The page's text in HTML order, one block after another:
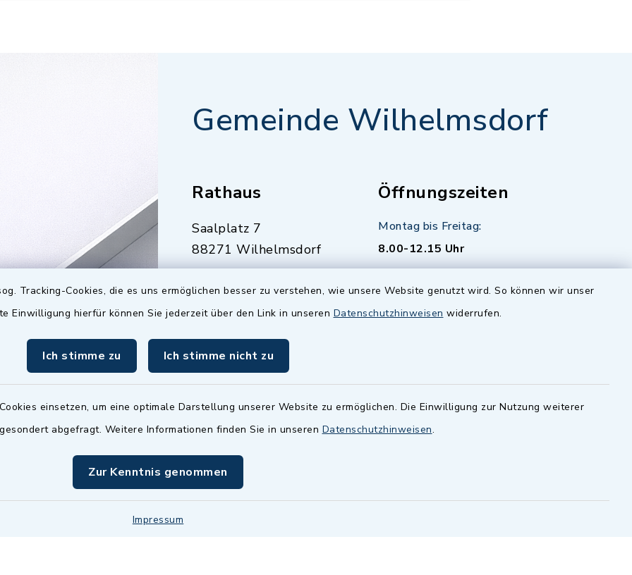
Tracking-Cookies, die es uns ermöglichen besser zu verstehen, wie unsere Website genutzt wird. So können wir unser
Einwilligung hierfür können Sie jederzeit über den Link in unseren Datenschutzhinweisen widerrufen.
Ich stimme zu Ich stimme nicht zu
einsetzen, um eine optimale Darstellung unserer Website zu ermöglichen. Die Einwilligung zur Nutzung weiterer
abgefragt. Weitere Informationen finden Sie in unseren Datenschutzhinweisen.
Zur Kenntnis genommen
Impressum
Gemeinde Wilhelmsdorf
Rathaus
Saalplatz 7
88271 Wilhelmsdorf
wilhelmsdorf.de
Öffnungszeiten
Montag bis Freitag:
8.00-12.15 Uhr
Donnerstag 15.00-18.00 Uhr
Quicklinks
Baupilot
Serviceportal Baden-
Württemberg
Website in Leichter Sprache